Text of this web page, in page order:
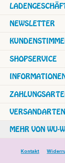
SHOPSERVICE
NEWSLETTER
VERSANDARTEN
MEHR VON WU-
Kontakt